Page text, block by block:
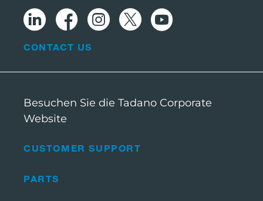
CUSTOMER SUPPORT
PARTS
CONTACT US
Besuchen Sie die Tadano Corporate
Website